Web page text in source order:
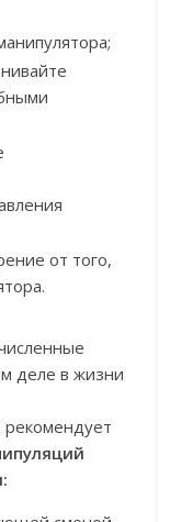
от того,
деле в жизни